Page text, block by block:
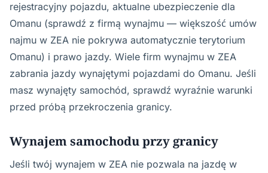
rejestracyjny pojazdu, aktualne ubezpieczenie dla
Omanu (sprawdź z firmą wynajmu — większość umów
najmu w ZEA nie pokrywa automatycznie terytorium
Omanu) i prawo jazdy. Wiele firm wynajmu w ZEA
zabrania jazdy wynajętymi pojazdami do Omanu. Jeśli
masz wynajęty samochód, sprawdź wyraźnie warunki
przed próbą przekroczenia granicy.
Wynajem samochodu przy granicy
Jeśli twój wynajem w ZEA nie pozwala na jazdę w